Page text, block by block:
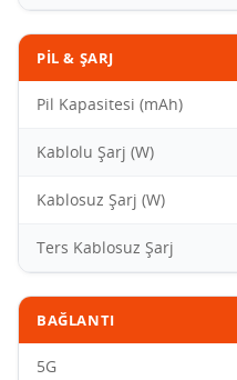
PIL & ŞARJ
Pil Kapasitesi (mAh)
Kablolu Şarj (W)
Kablosuz Şarj (W)
Ters Kablosuz Şarj
BAĞLANTI
5G